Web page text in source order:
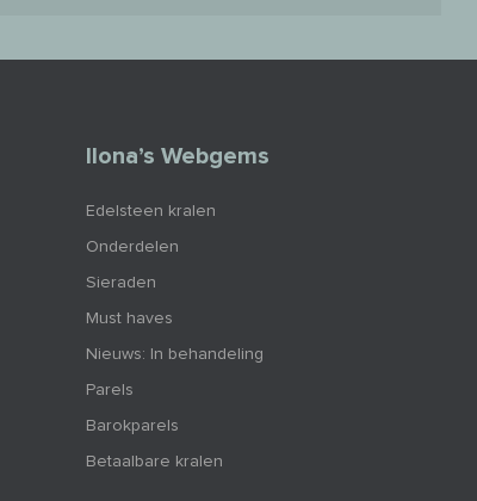
Ilona’s Webgems
Edelsteen kralen
Onderdelen
Sieraden
Must haves
Nieuws: In behandeling
Parels
Barokparels
Betaalbare kralen